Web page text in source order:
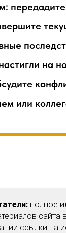
на
или
полное
сайта
ссылки на